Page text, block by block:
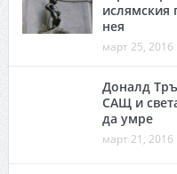
нея
март 25, 2016
Доналд
САЩ и
да умре
март 21, 2016